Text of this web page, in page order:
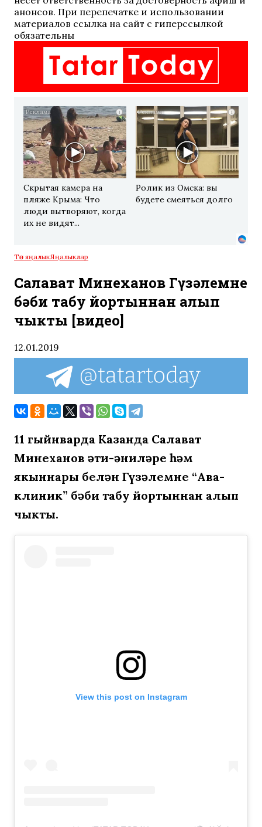
анонсов. При перепечатке и использовании
материалов ссылка на сайт с гиперссылкой
обязательны
i
Скрытая камера на
пляже Крыма: Что
люди вытворяют, когда
их не видят...
i
Ролик из Омска: вы
будете смеяться долго
Төп яңалыкЯңалыклар
Салават Миңнеханов Гүзәлемне
бәби табу йортыннан алып
чыкты [видео]
12.01.2019
11 гыйнварда Казанда Салават
Миңнеханов әти-әниләре һәм
якыннары белән Гүзәлемне “Ава-
клиник” бәби табу йортыннан алып
чыкты.
View this post on Instagram